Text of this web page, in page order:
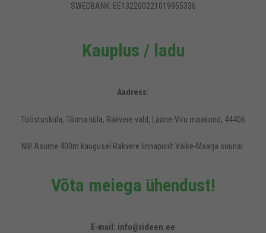
SWEDBANK: EE132200221019955336
Kauplus / ladu
Aadress:
Tööstusküla, Tõrma küla, Rakvere vald, Lääne-Viru maakond, 44406
NB! Asume 400m kaugusel Rakvere linnapiirilt Väike-Maarja suunal.
Võta meiega ühendust!
E-mail: info@rideen.ee